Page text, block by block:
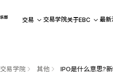
交易 交易学院关于EBC 最新
交易学院 其他 IPO是什么意思?